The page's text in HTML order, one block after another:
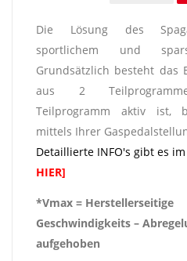
Die Lösung des
sportlichem und
Grundsätzlich besteht das
aus 2
Teilprogramm aktiv ist,
mittels Ihrer
Detaillierte INFO's gibt es
HIER]
*Vmax = Herstellerseitige
Geschwindigkeits –
aufgehoben